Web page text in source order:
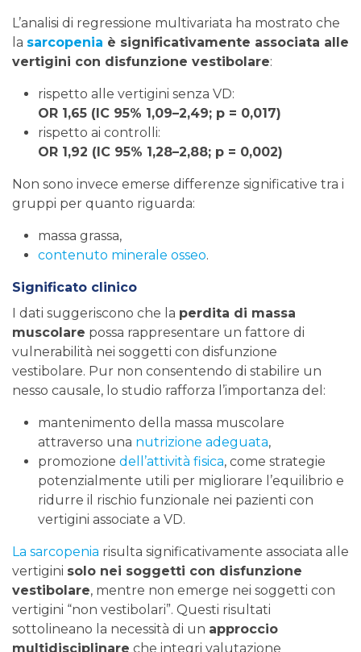
L’analisi di regressione multivariata ha mostrato che
la sarcopenia è significativamente associata alle
vertigini con disfunzione vestibolare:
rispetto alle vertigini senza VD:
OR 1,65 (IC 95% 1,09–2,49; p = 0,017)
rispetto ai controlli:
OR 1,92 (IC 95% 1,28–2,88; p = 0,002)
Non sono invece emerse differenze significative tra i
gruppi per quanto riguarda:
massa grassa,
contenuto minerale osseo.
Significato clinico
I dati suggeriscono che la perdita di massa
muscolare possa rappresentare un fattore di
vulnerabilità nei soggetti con disfunzione
vestibolare. Pur non consentendo di stabilire un
nesso causale, lo studio rafforza l’importanza del:
mantenimento della massa muscolare
attraverso una nutrizione adeguata,
promozione dell’attività fisica, come strategie
potenzialmente utili per migliorare l’equilibrio e
ridurre il rischio funzionale nei pazienti con
vertigini associate a VD.
La sarcopenia risulta significativamente associata alle
vertigini solo nei soggetti con disfunzione
vestibolare, mentre non emerge nei soggetti con
vertigini “non vestibolari”. Questi risultati
sottolineano la necessità di un approccio
multidisciplinare che integri valutazione